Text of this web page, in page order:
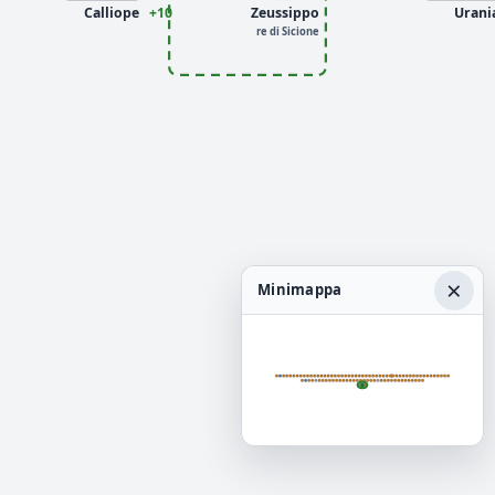
Calliope +10 Zeussippo
re di Sicione
Minimappa ×